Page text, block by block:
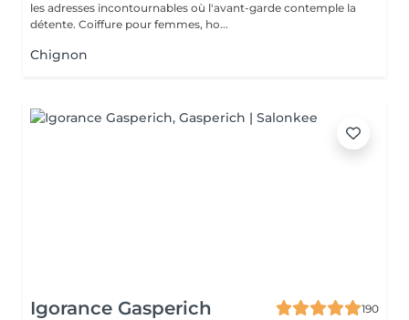
les adresses incontournables où l'avant-garde contemple la
détente. Coiffure pour femmes, ho...
Chignon
Igorance Gasperich
190